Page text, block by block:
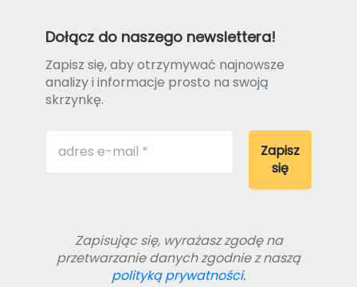
Dołącz do naszego newslettera!
Zapisz się, aby otrzymywać najnowsze
analizy i informacje prosto na swoją
skrzynkę.
Zapisując się, wyrażasz zgodę na
przetwarzanie danych zgodnie z naszą
polityką prywatności.